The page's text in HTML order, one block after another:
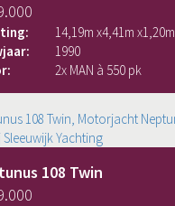
14,19m x4,41m x1,20m
1990
2x MAN à 550 pk
108 Twin